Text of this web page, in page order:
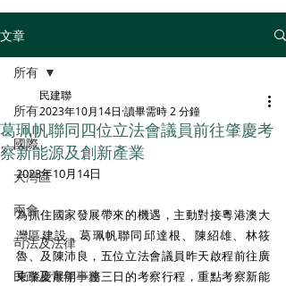
文章
所有
國際
大灣區
兩會
司法及法律
民政及青年事務
所有
葛珮帆聯同四位立法會議員前往肇慶考
察新能源及創新產業
民建聯
2023年10月14日 讀畢需時 2 分鐘
2023年10月14日
為抓住國家發展帶來的機遇，主動對接粵港澳大
灣區建設，葛珮帆聯同邱達根、陳紹雄、林筱
魯、及陳沛良，五位立法會議員昨天啟程前往廣
東肇慶展開一連三日的考察行程，重點考察新能